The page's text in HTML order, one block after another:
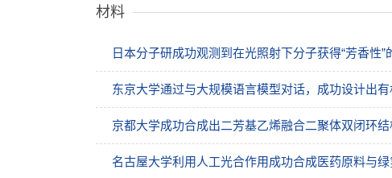
材料
日本分子研成功观测到在光照射下分子获得“芳香性”
东京大学通过与大规模语言模型对话，成功设计出
京都大学成功合成出二芳基乙烯融合二聚体双闭环
名古屋大学利用人工光合作用成功合成医药原料与绿